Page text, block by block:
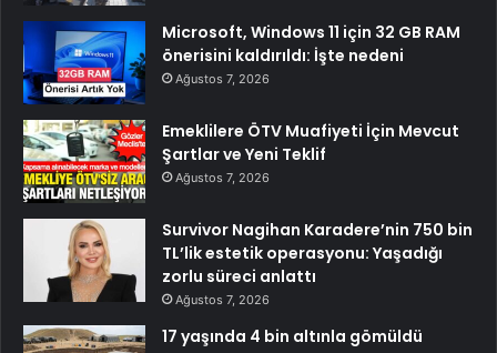
Microsoft, Windows 11 için 32 GB RAM
önerisini kaldırıldı: İşte nedeni
Ağustos 7, 2026
Emeklilere ÖTV Muafiyeti İçin Mevcut
Şartlar ve Yeni Teklif
Ağustos 7, 2026
Survivor Nagihan Karadere’nin 750 bin
TL’lik estetik operasyonu: Yaşadığı
zorlu süreci anlattı
Ağustos 7, 2026
17 yaşında 4 bin altınla gömüldü